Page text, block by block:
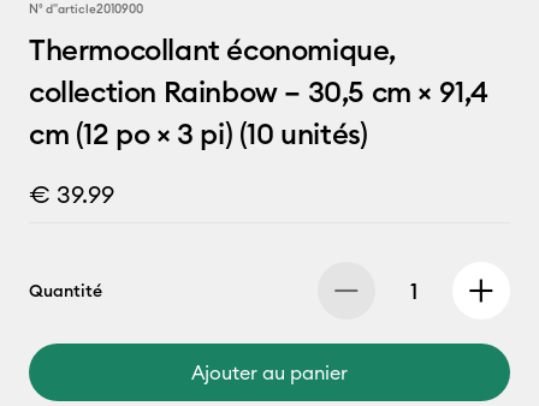
N° d''article2010900
Thermocollant économique,
collection Rainbow – 30,5 cm × 91,4
cm (12 po × 3 pi) (10 unités)
€ 39.99
Quantité
Ajouter au panier